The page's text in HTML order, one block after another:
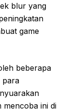
blur yang
game
beberapa
para
mencoba ini di